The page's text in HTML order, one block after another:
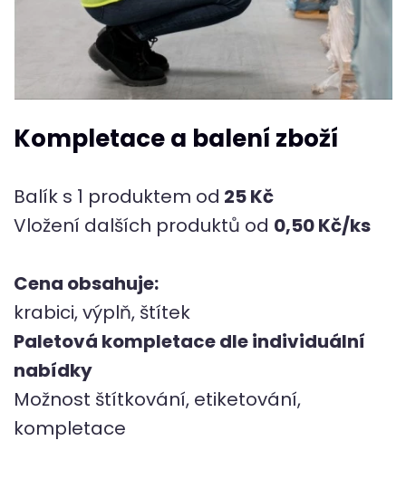
Kompletace a balení zboží
Balík s 1 produktem od 25 Kč
Vložení dalších produktů od 0,50 Kč/ks
Cena obsahuje:
krabici, výplň, štítek
Paletová kompletace dle individuální
nabídky
Možnost štítkování, etiketování,
kompletace